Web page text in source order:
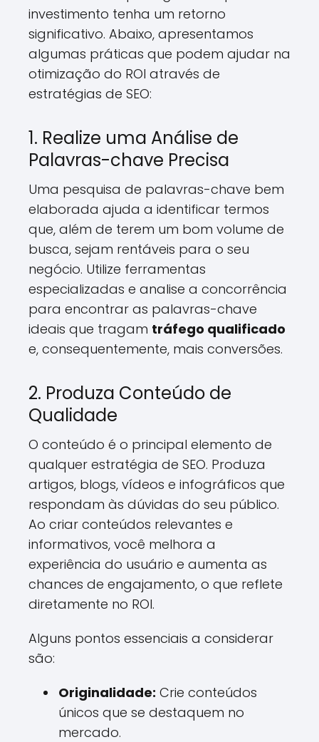
investimento tenha um retorno
significativo. Abaixo, apresentamos
algumas práticas que podem ajudar na
otimização do ROI através de
estratégias de SEO:
1. Realize uma Análise de
Palavras-chave Precisa
Uma pesquisa de palavras-chave bem
elaborada ajuda a identificar termos
que, além de terem um bom volume de
busca, sejam rentáveis para o seu
negócio. Utilize ferramentas
especializadas e analise a concorrência
para encontrar as palavras-chave
ideais que tragam tráfego qualificado
e, consequentemente, mais conversões.
2. Produza Conteúdo de
Qualidade
O conteúdo é o principal elemento de
qualquer estratégia de SEO. Produza
artigos, blogs, vídeos e infográficos que
respondam às dúvidas do seu público.
Ao criar conteúdos relevantes e
informativos, você melhora a
experiência do usuário e aumenta as
chances de engajamento, o que reflete
diretamente no ROI.
Alguns pontos essenciais a considerar
são:
Originalidade: Crie conteúdos
únicos que se destaquem no
mercado.